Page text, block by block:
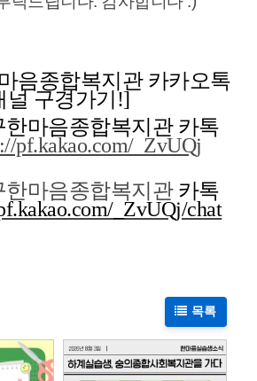
음종합복지관 카카오톡
널 구경가기!]
마음종합복지관카톡
pf.kakao.com/_ZvUQj
한마음종합복지관 카톡
_ZvUQj/chat
목록